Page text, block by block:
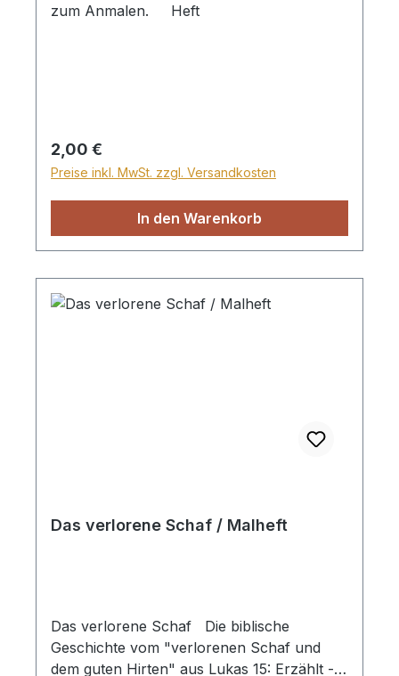
zum Anmalen. Heft
Regulärer Preis:
2,00 €
Preise inkl. MwSt. zzgl. Versandkosten
In den Warenkorb
Das verlorene Schaf / Malheft
Das verlorene Schaf Die biblische
Geschichte vom "verlorenen Schaf und
dem guten Hirten" aus Lukas 15: Erzählt -